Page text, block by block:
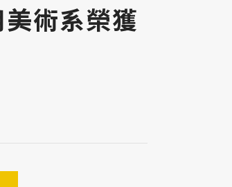
術系榮獲